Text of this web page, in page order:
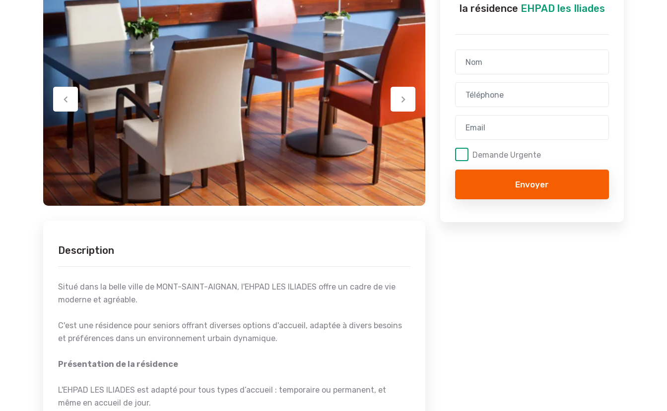
Description
Situé dans la belle ville de MONT-SAINT-AIGNAN, l'EHPAD LES ILIADES offre un cadre de vie
moderne et agréable.
C'est une résidence pour seniors offrant diverses options d'accueil, adaptée à divers besoins
et préférences dans un environnement urbain dynamique.
Présentation de la résidence
L'EHPAD LES ILIADES est adapté pour tous types d’accueil : temporaire ou permanent, et
même en accueil de jour.
la résidence EHPAD les Iliades
Demande Urgente
Envoyer